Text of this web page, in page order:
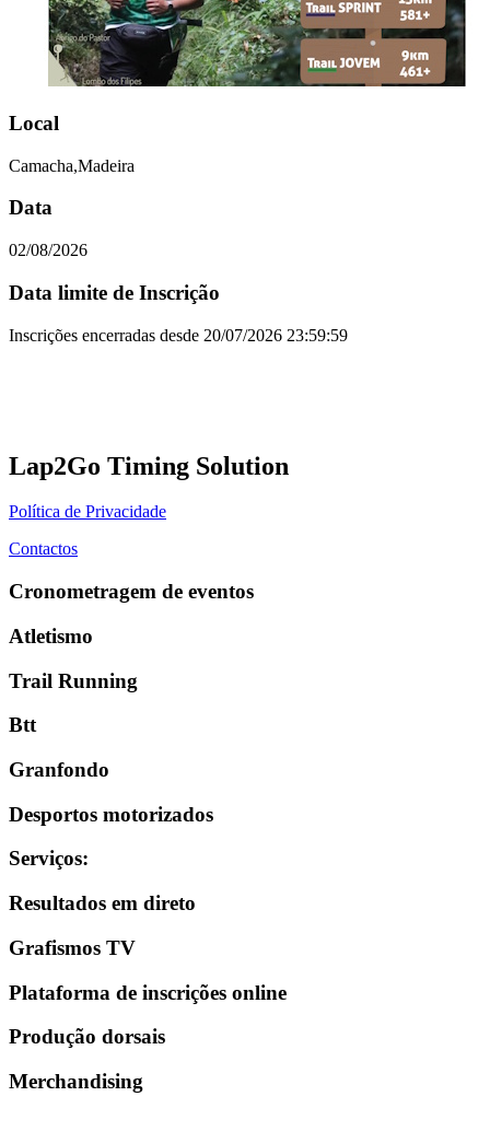
Local
Camacha,Madeira
Data
02/08/2026
Data limite de Inscrição
Inscrições encerradas desde 20/07/2026 23:59:59
Lap2Go Timing Solution
Política de Privacidade
Contactos
Cronometragem de eventos
Atletismo
Trail Running
Btt
Granfondo
Desportos motorizados
Serviços:
Resultados em direto
Grafismos TV
Plataforma de inscrições online
Produção dorsais
Merchandising